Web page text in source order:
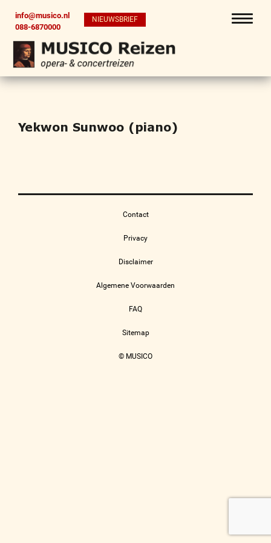
info@musico.nl
088-6870000
NIEUWSBRIEF
Yekwon Sunwoo (piano)
Contact
Privacy
Disclaimer
Algemene Voorwaarden
FAQ
Sitemap
© MUSICO